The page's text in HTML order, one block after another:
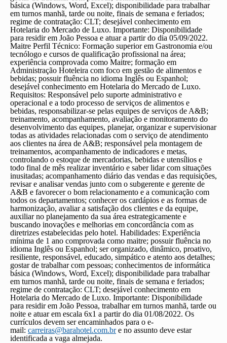
básica (Windows, Word, Excel); disponibilidade para trabalhar
em turnos manhã, tarde ou noite, finais de semana e feriados;
regime de contratação: CLT; desejável conhecimento em
Hotelaria do Mercado de Luxo. Importante: Disponibilidade
para residir em João Pessoa e atuar a partir do dia 05/09/2022.
Maitre Perfil Técnico: Formação superior em Gastronomia e/ou
tecnólogo e cursos de qualificação profissional na área;
experiência comprovada como Maitre; formação em
Administração Hoteleira com foco em gestão de alimentos e
bebidas; possuir fluência no idioma Inglês ou Espanhol;
desejável conhecimento em Hotelaria do Mercado de Luxo.
Requisitos: Responsável pelo suporte administrativo e
operacional e a todo processo de serviços de alimentos e
bebidas, responsabilizar-se pelas equipes de serviços de A&B;
treinamento, acompanhamento, avaliação e monitoramento do
desenvolvimento das equipes, planejar, organizar e supervisionar
todas as atividades relacionadas com o serviço de atendimento
aos clientes na área de A&B; responsável pela montagem de
treinamentos, acompanhamento de indicadores e metas,
controlando o estoque de mercadorias, bebidas e utensílios e
todo final de mês realizar inventário e saber lidar com situações
inusitadas; acompanhamento diário das vendas e das requisições,
revisar e analisar vendas junto com o subgerente e gerente de
A&B e favorecer o bom relacionamento e a comunicação com
todos os departamentos; conhecer os cardápios e as formas de
harmonização, avaliar a satisfação dos clientes e da equipe,
auxiliar no planejamento da sua área estrategicamente e
buscando inovações e melhorias em concordância com as
diretrizes estabelecidas pelo hotel. Habilidades: Experiência
mínima de 1 ano comprovada como maitre; possuir fluência no
idioma Inglês ou Espanhol; ser organizado, dinâmico, proativo,
resiliente, responsável, educado, simpático e atento aos detalhes;
gostar de trabalhar com pessoas; conhecimentos de informática
básica (Windows, Word, Excel); disponibilidade para trabalhar
em turnos manhã, tarde ou noite, finais de semana e feriados;
regime de contratação: CLT; desejável conhecimento em
Hotelaria do Mercado de Luxo. Importante: Disponibilidade
para residir em João Pessoa, trabalhar em turnos manhã, tarde ou
noite e atuar em escala 6x1 a partir do dia 01/08/2022. Os
currículos devem ser encaminhados para o e-
mail: carreiras@barahotel.com.bre no assunto deve estar
identificada a vaga almejada.